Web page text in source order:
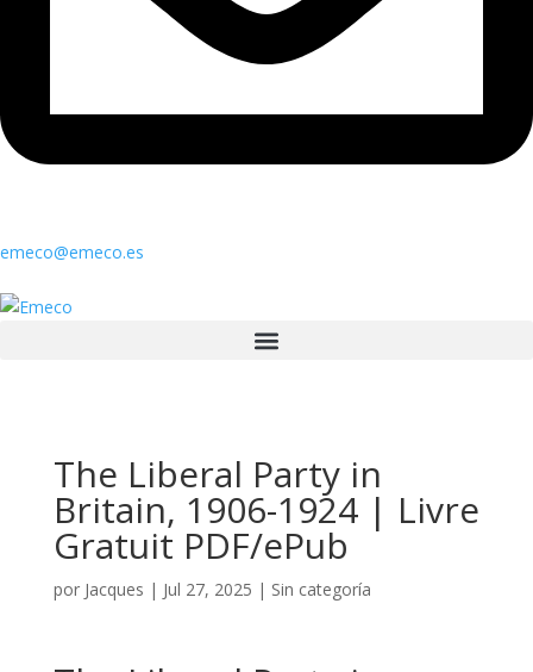
emeco@emeco.es
The Liberal Party in
Britain, 1906-1924 | Livre
Gratuit PDF/ePub
por Jacques | Jul 27, 2025 | Sin categoría